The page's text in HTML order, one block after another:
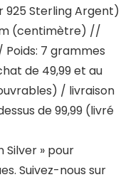
925 Sterling Argent)
(centimètre) //
7 grammes
de 49,99 et au
/ livraison
de 99,99 (livré
Silver » pour
Suivez-nous sur